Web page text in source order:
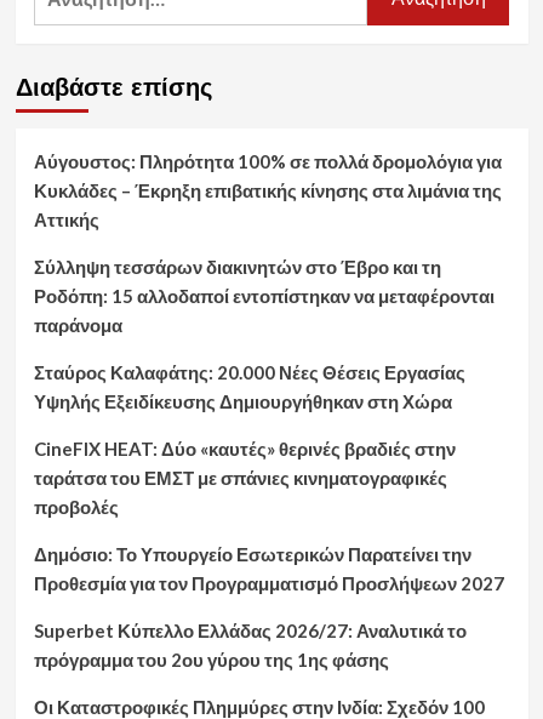
Διαβάστε επίσης
Αύγουστος: Πληρότητα 100% σε πολλά δρομολόγια για
Κυκλάδες – Έκρηξη επιβατικής κίνησης στα λιμάνια της
Αττικής
Σύλληψη τεσσάρων διακινητών στο Έβρο και τη
Ροδόπη: 15 αλλοδαποί εντοπίστηκαν να μεταφέρονται
παράνομα
Σταύρος Καλαφάτης: 20.000 Νέες Θέσεις Εργασίας
Υψηλής Εξειδίκευσης Δημιουργήθηκαν στη Χώρα
CineFIX HEAT: Δύο «καυτές» θερινές βραδιές στην
ταράτσα του ΕΜΣΤ με σπάνιες κινηματογραφικές
προβολές
Δημόσιο: Το Υπουργείο Εσωτερικών Παρατείνει την
Προθεσμία για τον Προγραμματισμό Προσλήψεων 2027
Superbet Κύπελλο Ελλάδας 2026/27: Αναλυτικά το
πρόγραμμα του 2ου γύρου της 1ης φάσης
Οι Καταστροφικές Πλημμύρες στην Ινδία: Σχεδόν 100